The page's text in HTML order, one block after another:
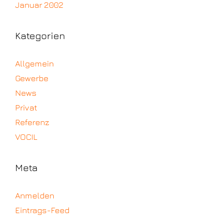
Januar 2002
Kategorien
Allgemein
Gewerbe
News
Privat
Referenz
VOCIL
Meta
Anmelden
Eintrags-Feed